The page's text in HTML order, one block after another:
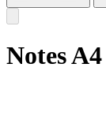
Notes